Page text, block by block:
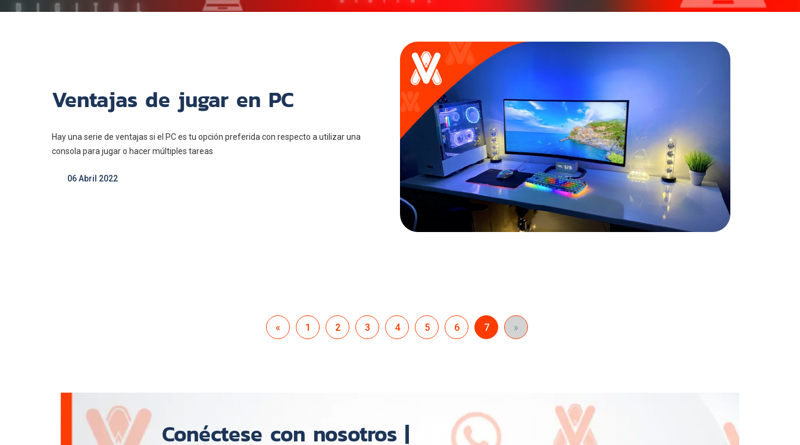
Ventajas de jugar en PC
Hay una serie de ventajas si el PC es tu opción preferida con respecto a utilizar una
consola para jugar o hacer múltiples tareas
06 Abril 2022
« 1 2 3 4 5 6 7 »
Conéctese con nosotros |